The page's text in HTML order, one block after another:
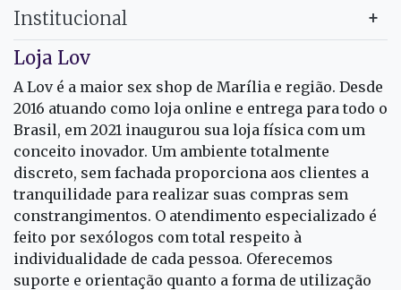
Institucional
Loja Lov
A Lov é a maior sex shop de Marília e região. Desde
2016 atuando como loja online e entrega para todo o
Brasil, em 2021 inaugurou sua loja física com um
conceito inovador. Um ambiente totalmente
discreto, sem fachada proporciona aos clientes a
tranquilidade para realizar suas compras sem
constrangimentos. O atendimento especializado é
feito por sexólogos com total respeito à
individualidade de cada pessoa. Oferecemos
suporte e orientação quanto a forma de utilização